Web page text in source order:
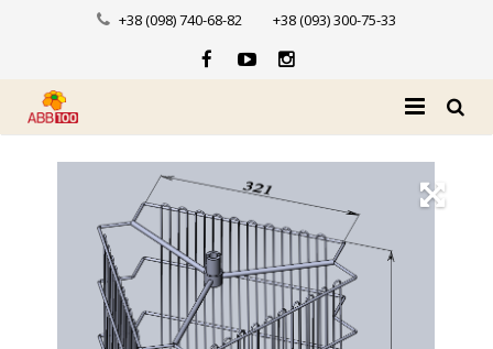
+38 (098) 740-68-82 +38 (093) 300-75-33
Головна
Доставка і оплата